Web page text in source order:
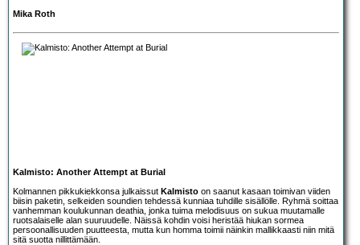
Mika Roth
Kalmisto: Another Attempt at Burial
Kolmannen pikkukiekkonsa julkaissut Kalmisto on saanut kasaan toimivan viiden
biisin paketin, selkeiden soundien tehdessä kunniaa tuhdille sisällölle. Ryhmä soittaa
vanhemman koulukunnan deathia, jonka tuima melodisuus on sukua muutamalle
ruotsalaiselle alan suuruudelle. Näissä kohdin voisi heristää hiukan sormea
persoonallisuuden puutteesta, mutta kun homma toimii näinkin mallikkaasti niin mitä
sitä suotta nillittämään.